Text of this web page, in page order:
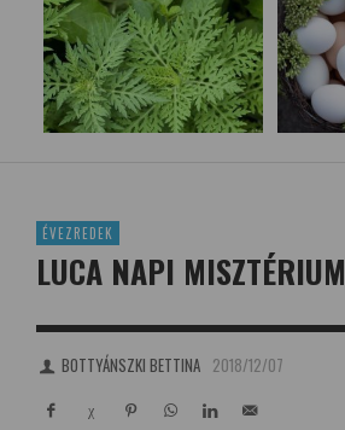
ÉVEZREDEK
LUCA NAPI MISZTÉRIUM
BOTTYÁNSZKI BETTINA 2018/12/07